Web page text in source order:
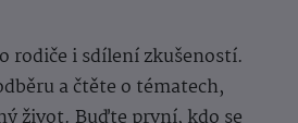
rodiče i sdílení zkušeností.
a čtěte o tématech,